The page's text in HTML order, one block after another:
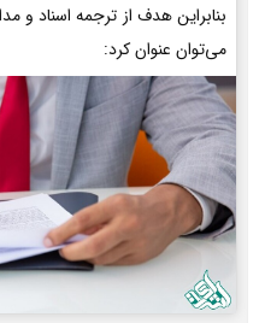
بنابراین هدف از ترجمه اسناد و
می‌توان عنوان کرد: